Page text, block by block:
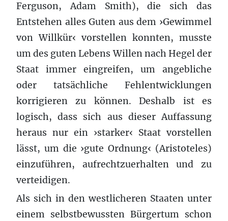
Ferguson, Adam Smith), die sich das
Entstehen alles Guten aus dem ›Gewimmel
von Willkür‹ vorstellen konnten, musste
um des guten Lebens Willen nach Hegel der
Staat immer eingreifen, um angebliche
oder tatsächliche Fehlentwicklungen
korrigieren zu können. Deshalb ist es
logisch, dass sich aus dieser Auffassung
heraus nur ein ›starker‹ Staat vorstellen
lässt, um die ›gute Ordnung‹ (Aristoteles)
einzuführen, aufrechtzuerhalten und zu
verteidigen.
Als sich in den westlicheren Staaten unter
einem selbstbewussten Bürgertum schon